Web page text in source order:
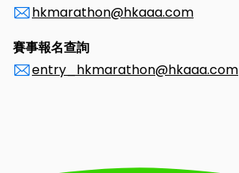
hkmarathon@hkaaa.com
賽事報名查詢
entry_hkmarathon@hkaaa.com